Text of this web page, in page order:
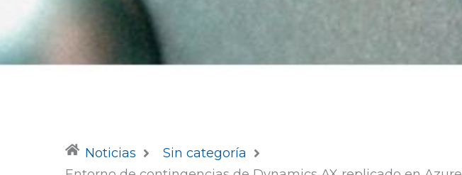
Noticias
Sin categoría